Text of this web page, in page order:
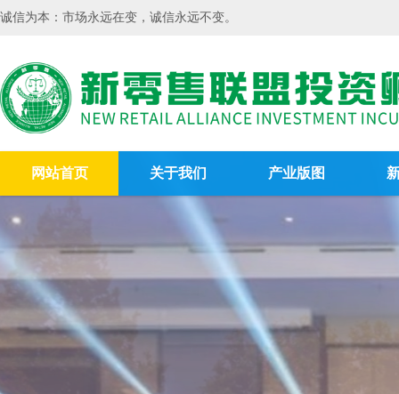
诚信为本：市场永远在变，诚信永远不变。
网站首页 关于我们 产业版图